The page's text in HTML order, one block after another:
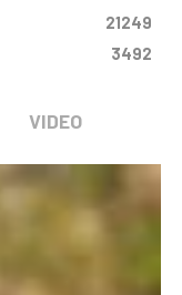
21249
3492
VIDEO